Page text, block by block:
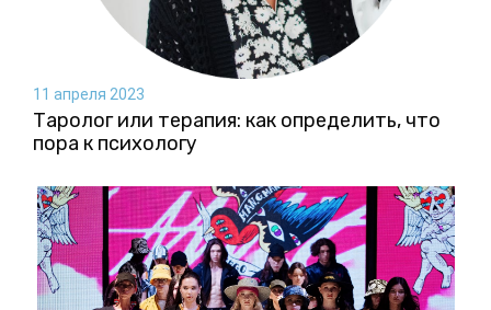
11 апреля 2023
Таролог или терапия: как определить, что
пора к психологу